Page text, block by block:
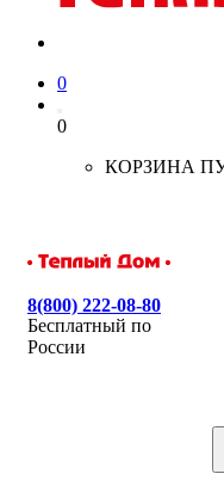
0
0
КОРЗИНА
8(800) 222-08-80
Бесплатный по
России